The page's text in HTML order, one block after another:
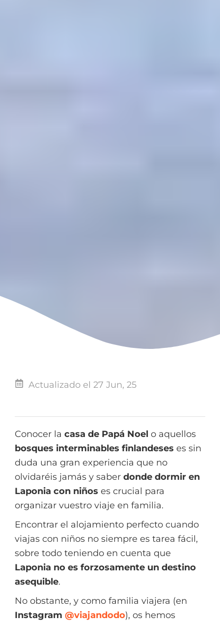
Actualizado el 27 Jun, 25
Conocer la casa de Papá Noel o aquellos
bosques interminables finlandeses es sin
duda una gran experiencia que no
olvidaréis jamás y saber donde dormir en
Laponia con niños es crucial para
organizar vuestro viaje en familia.
Encontrar el alojamiento perfecto cuando
viajas con niños no siempre es tarea fácil,
sobre todo teniendo en cuenta que
Laponia no es forzosamente un destino
asequible.
No obstante, y como familia viajera (en
Instagram @viajandodo), os hemos